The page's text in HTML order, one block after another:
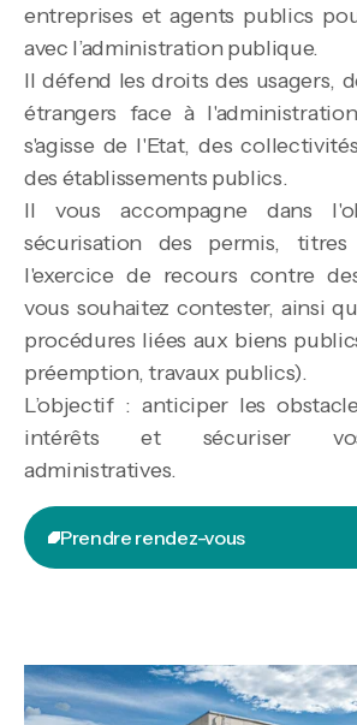
entreprises et agents publics
avec l’administration publique.
Il défend les droits des usagers,
étrangers face à
s'agisse de l'Etat, des
des établissements publics.
Il vous accompagne dans
sécurisation des permis,
l'exercice de recours contre
vous souhaitez contester, ainsi
procédures liées aux biens
préemption, travaux publics).
L’objectif : anticiper les
intérêts et sécuriser
administratives.
Prendre rendez-vous
Prendre rendez-vous